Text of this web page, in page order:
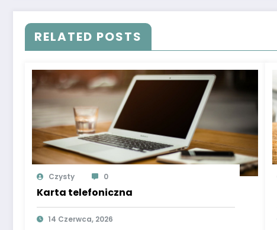
RELATED POSTS
Czysty 0
Karta telefoniczna
14 Czerwca, 2026